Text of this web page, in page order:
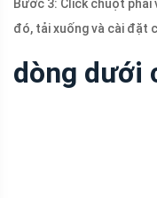
Bước 3: Click chuột phải
đó, tải xuống và cài đặt
dòng dưới